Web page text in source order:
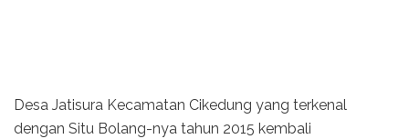
Desa Jatisura Kecamatan Cikedung yang terkenal
dengan Situ Bolang-nya tahun 2015 kembali